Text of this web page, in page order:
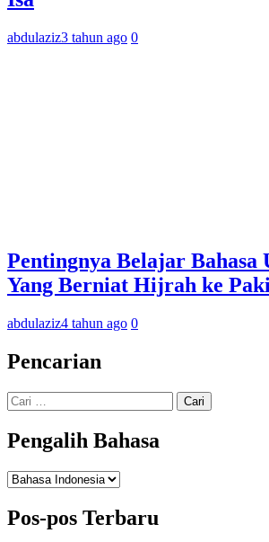
abdulaziz3 tahun ago 0
Pentingnya Belajar Bahasa
Yang Berniat Hijrah ke
abdulaziz4 tahun ago 0
Pencarian
Cari
untuk:
Pengalih Bahasa
Pengalih
Pos-pos Terbaru